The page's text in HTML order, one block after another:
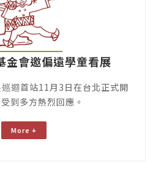
金會邀偏遠學童看展
迴首站11月3日在台北正式開
到多方熱烈回應。
More +